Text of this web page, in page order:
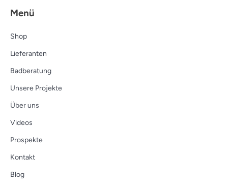
Menü
Shop
Lieferanten
Badberatung
Unsere Projekte
Über uns
Videos
Prospekte
Kontakt
Blog